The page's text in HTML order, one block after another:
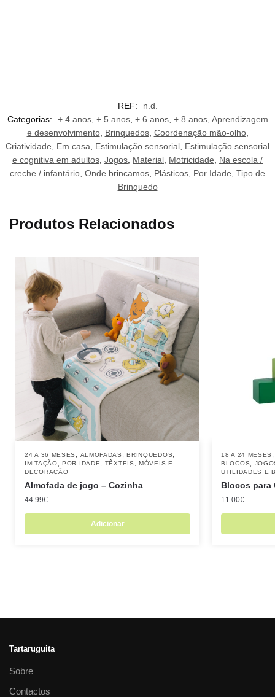
REF:
n.d.
Categorias:
+ 4 anos, + 5 anos, + 6 anos, + 8 anos, Aprendizagem
e desenvolvimento, Brinquedos, Coordenação mão-olho,
Criatividade
Em casa Estimulação sensorial Estimulação sensorial
e cognitiva em adultos Jogos Material Motricidade
Na escola /
creche / infantário Onde brincamos Plásticos Por Idade Tipo de
Brinquedo
Produtos Relacionados
24 A 36 MESES ALMOFADAS ,BRINQUEDOS
IMITAÇÃO ,POR IDADE
TÊXTEIS, MÓVEIS E
DECORAÇÃO
Almofada de jogo – Cozinha
44.99€
Adicionar
18 A 24 MESES
BLOCOS
UTILIDADES E
Blocos para
11.00€
Tartaruguita
Sobre
Contactos